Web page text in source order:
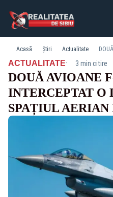
Acasă Știri Actualitate
ACTUALITATE· 3 min citire
DOUĂ AVIOANE
INTERCEPTAT O
SPAȚIUL AERIAN